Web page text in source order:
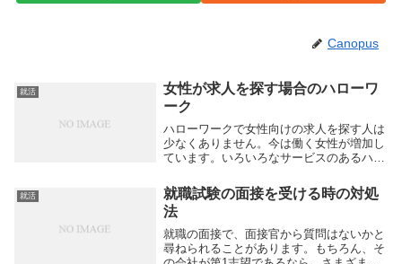
Canopus
就活
女性が求人を探す場合のハローワ
ーク
ハローワークで女性向けの求人を探す人は
少なくありません。今は働く女性が増加し
ています。いろいろなサービスのあるハロ
でしょう。男性がたくさんいそうで入りづ
らい、女性のカウンセラーに相談したいと
いう人におす...
就活
就職試験の面接を受ける時の対処
法
就職の面接で、面接官から質問はないかと
尋ねられることがあります。もちろん、そ